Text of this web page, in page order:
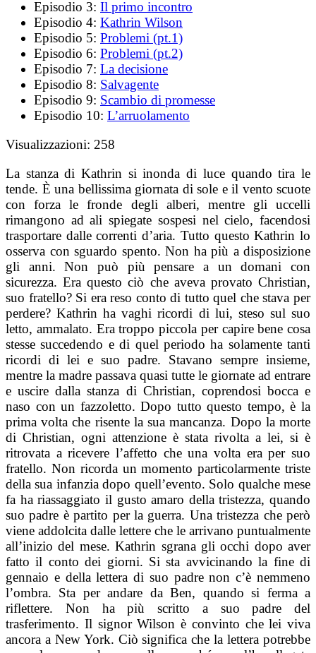
Episodio 3: Il primo incontro
Episodio 4: Kathrin Wilson
Episodio 5: Problemi (pt.1)
Episodio 6: Problemi (pt.2)
Episodio 7: La decisione
Episodio 8: Salvagente
Episodio 9: Scambio di promesse
Episodio 10: L’arruolamento
Visualizzazioni: 258
La stanza di Kathrin si inonda di luce quando tira le
tende. È una bellissima giornata di sole e il vento scuote
con forza le fronde degli alberi, mentre gli uccelli
rimangono ad ali spiegate sospesi nel cielo, facendosi
trasportare dalle correnti d’aria. Tutto questo Kathrin lo
osserva con sguardo spento. Non ha più a disposizione
gli anni. Non può più pensare a un domani con
sicurezza. Era questo ciò che aveva provato Christian,
suo fratello? Si era reso conto di tutto quel che stava per
perdere? Kathrin ha vaghi ricordi di lui, steso sul suo
letto, ammalato. Era troppo piccola per capire bene cosa
stesse succedendo e di quel periodo ha solamente tanti
ricordi di lei e suo padre. Stavano sempre insieme,
mentre la madre passava quasi tutte le giornate ad entrare
e uscire dalla stanza di Christian, coprendosi bocca e
naso con un fazzoletto.Dopo tutto questo tempo, è la
prima volta che risente la sua mancanza. Dopo la morte
di Christian, ogni attenzione è stata rivolta a lei, si è
ritrovata a ricevere l’affetto che una volta era per suo
fratello. Non ricorda un momento particolarmente triste
della sua infanzia dopo quell’evento. Solo qualche mese
fa ha riassaggiato il gusto amaro della tristezza, quando
suo padre è partito per la guerra. Una tristezza che però
viene addolcita dalle lettere che le arrivano puntualmente
all’inizio del mese. Kathrin sgrana gli occhi dopo aver
fatto il conto dei giorni. Si sta avvicinando la fine di
gennaio e della lettera di suo padre non c’è nemmeno
l’ombra. Sta per andare da Ben, quando si ferma a
riflettere. Non ha più scritto a suo padre del
trasferimento. Il signor Wilson è convinto che lei viva
ancora a New York. Ciò significa che la lettera potrebbe